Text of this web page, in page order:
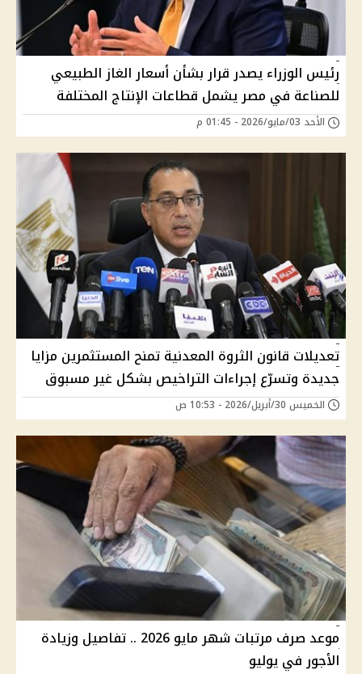
رئيس الوزراء يصدر قرار بشأن أسعار الغاز الطبيعي
للصناعة في مصر يشمل قطاعات الإنتاج المختلفة
الأحد 03/مايو/2026 - 01:45 م
تعديلات قانون الثروة المعدنية تمنح المستثمرين مزايا
جديدة وتسرّع إجراءات التراخيص بشكل غير مسبوق
الخميس 30/أبريل/2026 - 10:53 ص
موعد صرف مرتبات شهر مايو 2026 .. تفاصيل وزيادة
الأجور في يوليو